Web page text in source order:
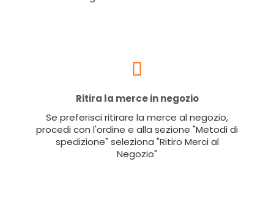
Ritira la merce in negozio
Se preferisci ritirare la merce al negozio,
procedi con l'ordine e alla sezione "Metodi di
spedizione" seleziona "Ritiro Merci al
Negozio"